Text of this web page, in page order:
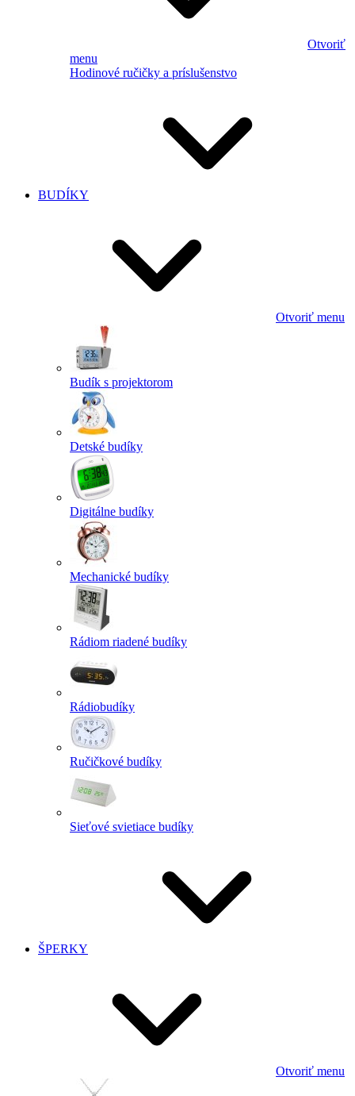
Otvoriť
menu
Hodinové ručičky a príslušenstvo
BUDÍKY
Otvoriť menu
Budík s projektorom
Detské budíky
Digitálne budíky
Mechanické budíky
Rádiom riadené budíky
Rádiobudíky
Ručičkové budíky
Sieťové svietiace budíky
ŠPERKY
Otvoriť menu